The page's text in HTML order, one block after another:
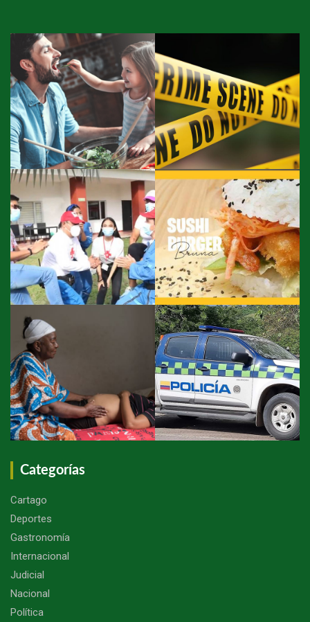
Categorías
Cartago
Deportes
Gastronomía
Internacional
Judicial
Nacional
Política